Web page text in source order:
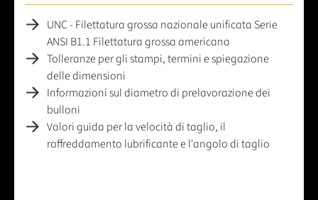
UNC - Filettatura grossa nazionale unificata Serie
ANSI B1.1 Filettatura grossa americana
Tolleranze per gli stampi, termini e spiegazione
delle dimensioni
Informazioni sul diametro di prelavorazione dei
bulloni
Valori guida per la velocità di taglio, il
raffreddamento lubrificante e l'angolo di taglio